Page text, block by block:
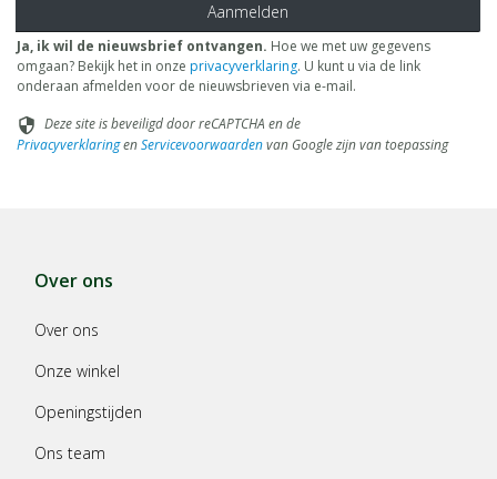
Aanmelden
Ja, ik wil de nieuwsbrief ontvangen. Hoe we met uw gegevens
omgaan? Bekijk het in onze privacyverklaring. U kunt u via de link
onderaan afmelden voor de nieuwsbrieven via e-mail.
security Deze site is beveiligd door reCAPTCHA en de
PrivacyverklaringenServicevoorwaardenvan Google zijn van toepassing
Over ons
Over ons
Onze winkel
Openingstijden
Ons team